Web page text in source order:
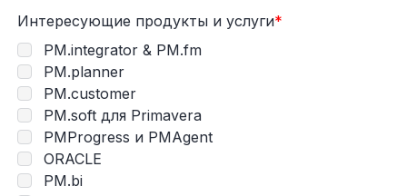
Интересующие продукты и услуги*
PM.integrator & PM.fm
PM.planner
PM.customer
PM.soft для Primavera
PMProgress и PMAgent
ORACLE
PM.bi